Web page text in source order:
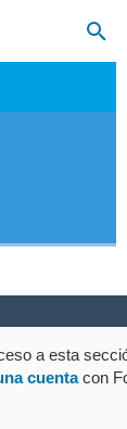
a esta
cuentacon